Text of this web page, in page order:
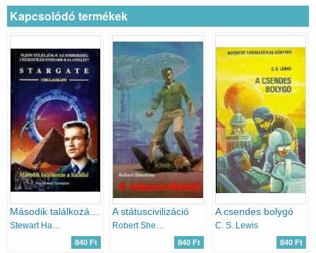
Kapcsolódó termékek
Második találkozás a halállal (Stargate)
Stewart Harrington
840 Ft
A státuscivilizáció
Robert Sheckley
840 Ft
A csendes bolygó
C. S. Lewis
840 Ft